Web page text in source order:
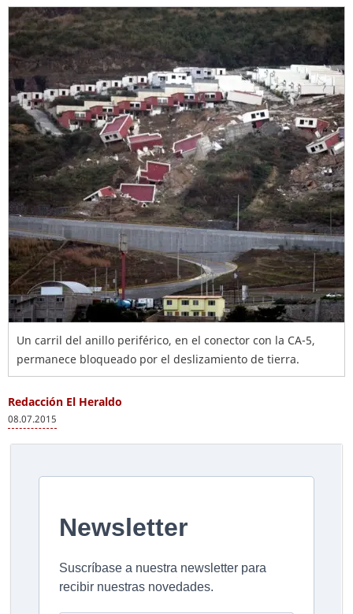
Un carril del anillo periférico, en el conector con la CA-5,
permanece bloqueado por el deslizamiento de tierra.
Redacción El Heraldo
08.07.2015